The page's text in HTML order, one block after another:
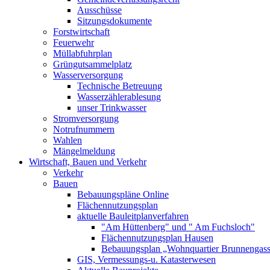
Ausschüsse
Sitzungsdokumente
Forstwirtschaft
Feuerwehr
Müllabfuhrplan
Grüngutsammelplatz
Wasserversorgung
Technische Betreuung
Wasserzählerablesung
unser Trinkwasser
Stromversorgung
Notrufnummern
Wahlen
Mängelmeldung
Wirtschaft, Bauen und Verkehr
Verkehr
Bauen
Bebauungspläne Online
Flächennutzungsplan
aktuelle Bauleitplanverfahren
"Am Hüttenberg" und " Am Fuchsloch"
Flächennutzungsplan Hausen
Bebauungsplan „Wohnquartier
GIS, Vermessungs-u. Katasterwesen